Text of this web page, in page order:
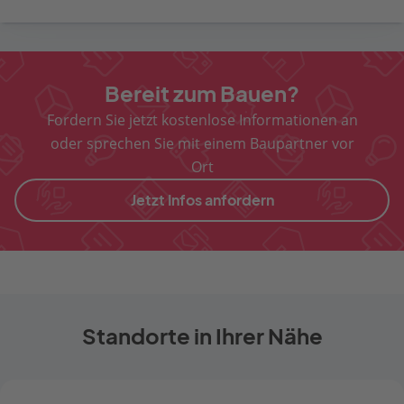
Bereit zum Bauen?
Fordern Sie jetzt kostenlose Informationen an
oder sprechen Sie mit einem Baupartner vor
Ort
Jetzt Infos anfordern
Standorte in Ihrer Nähe